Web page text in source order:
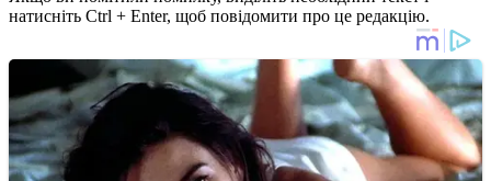
натисніть Ctrl + Enter, щоб повідомити про це редакцію.